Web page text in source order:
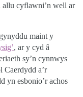
allu cyflawni’n well ar
maint y
, ar y cyd â
sy’n cynnwys
a’r
yn esbonio’r achos